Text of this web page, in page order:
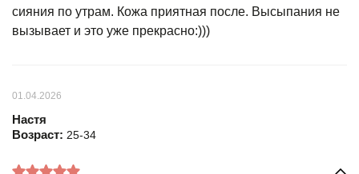
сияния по утрам. Кожа приятная после. Высыпания не
вызывает и это уже прекрасно:)))
01.04.2026
Настя
Возраст: 25-34